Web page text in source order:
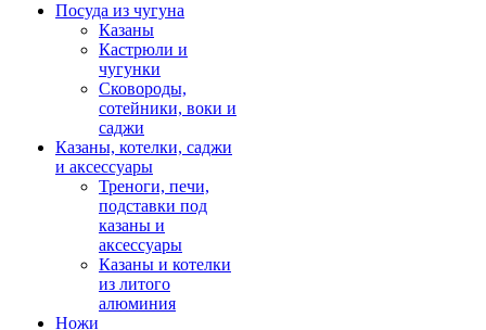
Посуда из чугуна
Казаны
Кастрюли и
чугунки
Сковороды,
сотейники, воки и
саджи
Казаны, котелки, саджи
и аксессуары
Треноги, печи,
подставки под
казаны и
аксессуары
Казаны и котелки
из литого
алюминия
Ножи